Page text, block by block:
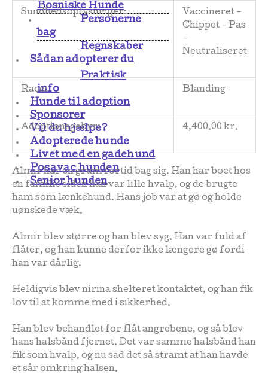
Bosniske Hunde
Personerne
bag
Regnskaber
Sådan adopterer du
Praktisk
info
Hunde til adoption
Sponsorer
Vil du hjælpe?
Adopterede hunde
Livet med en gadehund
Posavac hunden
Senior hunden
Sundhedsoplysninger:
Vaccineret -
Chippet - Pas
-
Neutraliseret
Race: Blanding
Adoptionsgebyr: 4,400.00 kr.
Almir har en grum fortid bag sig. Han har boet hos
en familie siden han var lille hvalp, og de brugte
ham som lænkehund. Hans job var at gø og holde
uønskede væk.
Almir blev større og han blev syg. Han var fuld af
flåter, og han kunne derfor ikke længere gø fordi
han var dårlig.
Heldigvis blev nirina shelteret kontaktet, og han fik
lov til at komme med i sikkerhed.
Han blev behandlet for flåt angrebene, og så blev
hans halsbånd fjernet. Det var samme halsbånd han
fik som hvalp, og nu sad det så stramt at han havde
et sår omkring halsen.